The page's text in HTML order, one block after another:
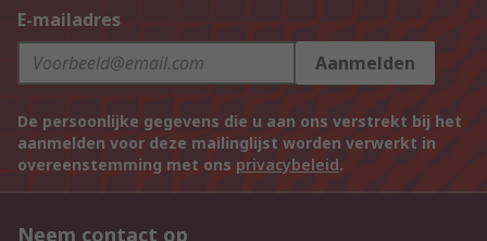
E-mailadres
Aanmelden
De persoonlijke gegevens die u aan ons verstrekt bij het
aanmelden voor deze mailinglijst worden verwerkt in
overeenstemming met ons privacybeleid.
Neem contact op